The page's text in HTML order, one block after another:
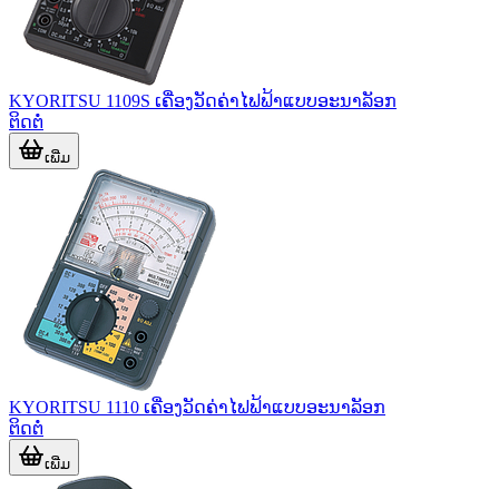
KYORITSU 1109S ເຄື່ອງວັດຄ່າໄຟຟ້າແບບອະນາລັອກ
ຕິດຕໍ່
ເພີ່ມ
KYORITSU 1110 ເຄື່ອງວັດຄ່າໄຟຟ້າແບບອະນາລັອກ
ຕິດຕໍ່
ເພີ່ມ